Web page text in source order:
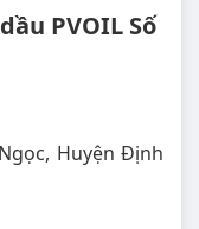
PVOIL Số
Huyện Định